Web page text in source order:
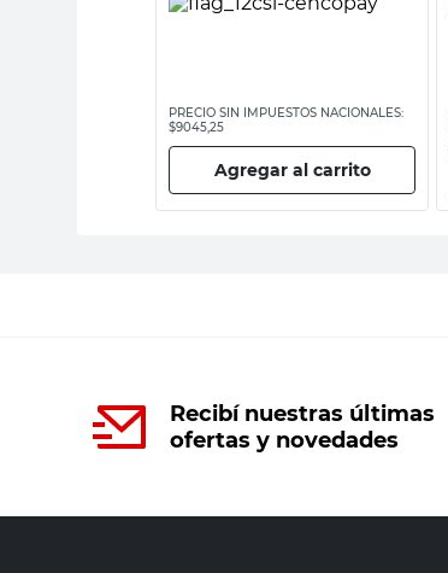
PRECIO SIN IMPUESTOS NACIONALES:
$9045,25
Agregar al carrito
Recibí nuestras últimas
ofertas y novedades